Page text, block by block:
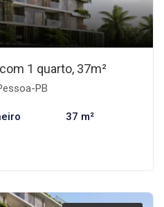
1 quarto, 37m²
PB
37 m²